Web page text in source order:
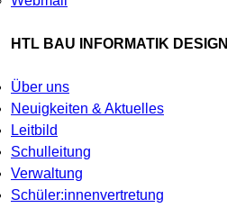
HTL BAU INFORMATIK DESIGN
Über uns
Neuigkeiten & Aktuelles
Leitbild
Schulleitung
Verwaltung
Schüler:innenvertretung